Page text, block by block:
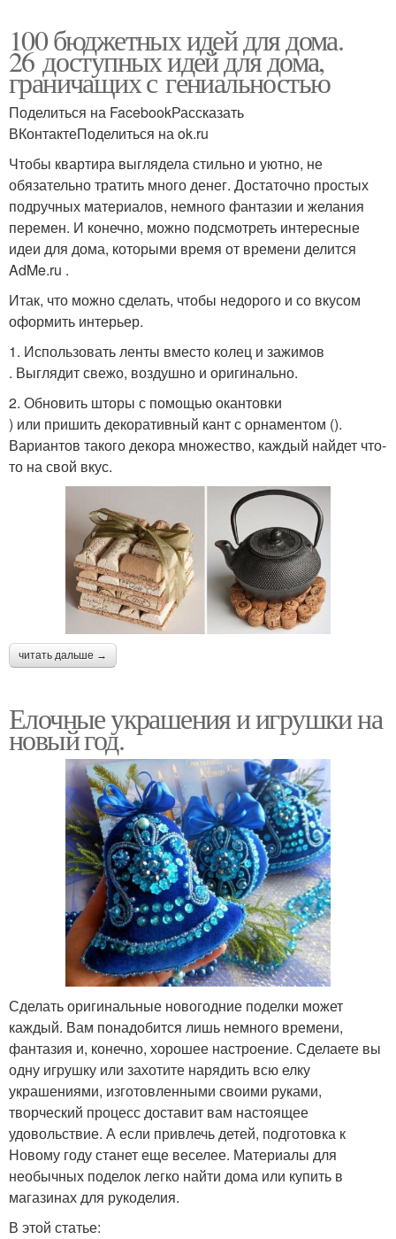
100 бюджетных идей для дома.
26 доступных идей для дома,
граничащих с гениальностью
Поделиться на FacebookРассказать
ВКонтактеПоделиться на ok.ru
Чтобы квартира выглядела стильно и уютно, не
обязательно тратить много денег. Достаточно простых
подручных материалов, немного фантазии и желания
перемен. И конечно, можно подсмотреть интересные
идеи для дома, которыми время от времени делится
AdMe.ru .
Итак, что можно сделать, чтобы недорого и со вкусом
оформить интерьер.
1. Использовать ленты вместо колец и зажимов
. Выглядит свежо, воздушно и оригинально.
2. Обновить шторы с помощью окантовки
) или пришить декоративный кант с орнаментом ().
Вариантов такого декора множество, каждый найдет что-
то на свой вкус.
читать дальше →
Елочные украшения и игрушки на
новый год.
Сделать оригинальные новогодние поделки может
каждый. Вам понадобится лишь немного времени,
фантазия и, конечно, хорошее настроение. Сделаете вы
одну игрушку или захотите нарядить всю елку
украшениями, изготовленными своими руками,
творческий процесс доставит вам настоящее
удовольствие. А если привлечь детей, подготовка к
Новому году станет еще веселее. Материалы для
необычных поделок легко найти дома или купить в
магазинах для рукоделия.
В этой статье: